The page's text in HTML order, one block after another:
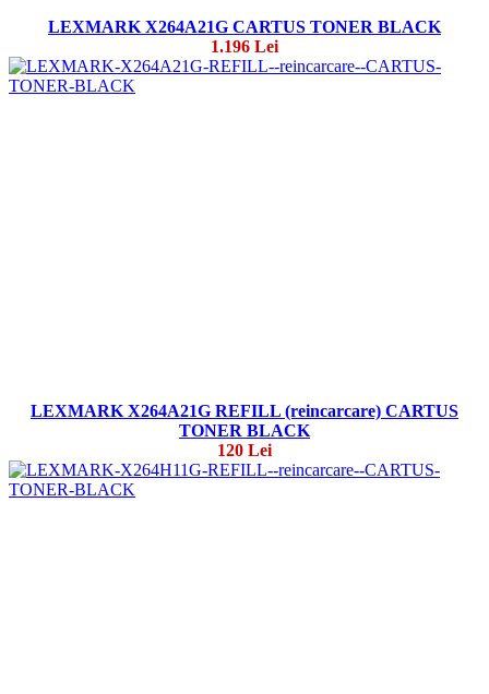
LEXMARK X264A21G CARTUS TONER BLACK
1.196 Lei
LEXMARK X264A21G REFILL (reincarcare) CARTUS
TONER BLACK
120 Lei